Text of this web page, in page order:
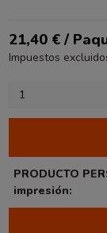
21,40 € /
Impuestos
PRODUCTO
impresión: